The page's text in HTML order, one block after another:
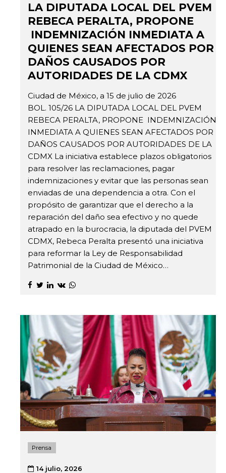
LA DIPUTADA LOCAL DEL PVEM
REBECA PERALTA, PROPONE
INDEMNIZACIÓN INMEDIATA A
QUIENES SEAN AFECTADOS POR
DAÑOS CAUSADOS POR
AUTORIDADES DE LA CDMX
Ciudad de México, a 15 de julio de 2026
BOL. 105/26 LA DIPUTADA LOCAL DEL PVEM
REBECA PERALTA, PROPONE INDEMNIZACIÓN
INMEDIATA A QUIENES SEAN AFECTADOS POR
DAÑOS CAUSADOS POR AUTORIDADES DE LA
CDMX La iniciativa establece plazos obligatorios
para resolver las reclamaciones, pagar
indemnizaciones y evitar que las personas sean
enviadas de una dependencia a otra. Con el
propósito de garantizar que el derecho a la
reparación del daño sea efectivo y no quede
atrapado en la burocracia, la diputada del PVEM
CDMX, Rebeca Peralta presentó una iniciativa
para reformar la Ley de Responsabilidad
Patrimonial de la Ciudad de México…
Prensa
14 julio, 2026